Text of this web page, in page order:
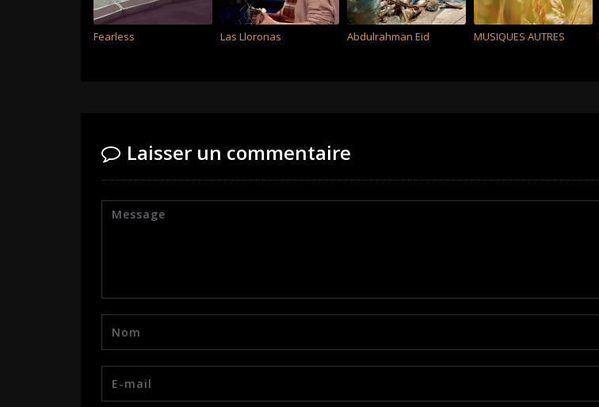
Fearless Las Lloronas Abdulrahman Eid MUSIQUES AUTRES
Laisser un commentaire